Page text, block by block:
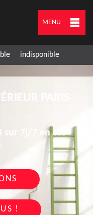
MENU
indisponible
PARIS
sur 7j/7 en cas
!